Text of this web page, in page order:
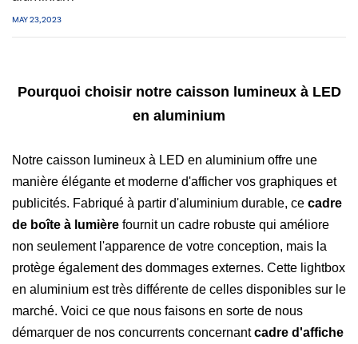
MAY 23, 2023
Pourquoi choisir notre caisson lumineux à LED
en aluminium
Notre caisson lumineux à LED en aluminium offre une
manière élégante et moderne d'afficher vos graphiques et
publicités. Fabriqué à partir d'aluminium durable, ce cadre
de boîte à lumière fournit un cadre robuste qui améliore
non seulement l'apparence de votre conception, mais la
protège également des dommages externes. Cette lightbox
en aluminium est très différente de celles disponibles sur le
marché. Voici ce que nous faisons en sorte de nous
démarquer de nos concurrents concernantcadre d'affiche